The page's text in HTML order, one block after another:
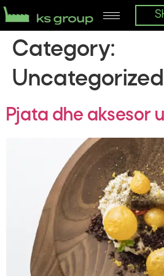
Category:
Uncategorized
Pjata dhe aksesor